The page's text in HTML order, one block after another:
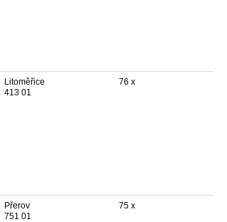
Litoměřice
413 01
76 x
Přerov
751 01
75 x